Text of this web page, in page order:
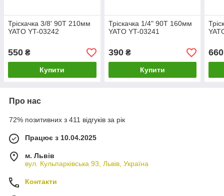
Тріскачка 3/8' 90T 210мм
YATO YT-03242
550 ₴
Купити
Тріскачка 1/4" 90T 160мм
YATO YT-03241
390₴
Купити
660
Про нас
72% позитивних з 411 відгуків за рік
Працює з 10.04.2025
м. Львів
вул. Кульпарківська 93, Львів, Україна
Контакти